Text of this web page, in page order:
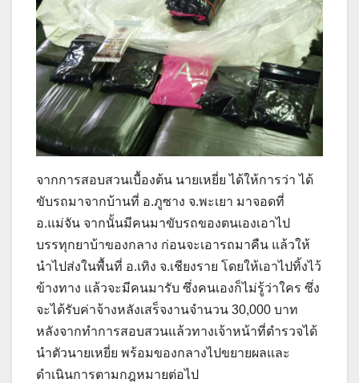
จากการสอบสวนเบื้องต้น นายเหยี่ย ได้ให้การว่า ได้
ขับรถมาจากบ้านที่ อ.ภูซาง จ.พะเยา มาจอดที่
อ.แม่จัน จากนั้นมีคนมาขับรถของตนเองเอาไป
บรรทุกยาบ้าของกลาง ก่อนจะเอารถมาคืน แล้วให้
นำไปส่งในพื้นที่ อ.เทิง จ.เชียงราย โดยให้เอาไปทิ้งไว้
ข้างทาง แล้วจะมีคนมารับ ซึ่งคนเองก็ไม่รู้ว่าใคร ซึ่ง
จะได้รับค่าจ้างหลังเสร็จงานจำนวน 30,000 บาท
หลังจากทำการสอบสวนแล้วทางเจ้าหน้าที่ตำรวจได้
นำตัวนายเหยี่ย พร้อมของกลางไปขยายผลและ
ดำเนินการตามกฎหมายต่อไป